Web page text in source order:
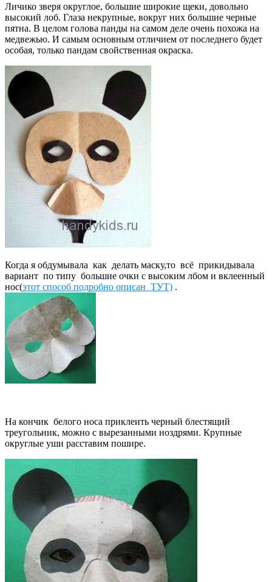
Личико зверя округлое, большие широкие щеки, довольно
высокий лоб. Глаза некрупные, вокруг них большие черные
пятна. В целом голова панды на самом деле очень похожа на
медвежью. И самым основным отличием от последнего будет
особая, только пандам свойственная окраска.
Когда я обдумывала как делать маску,то всё прикидывала
вариант по типу большие очки с высоким лбом и вклеенный
нос(этот способ подробно описан ТУТ) .
На кончик белого носа приклеить черный блестящий
треугольник, можно с вырезанными ноздрями. Крупные
округлые уши расставим пошире.